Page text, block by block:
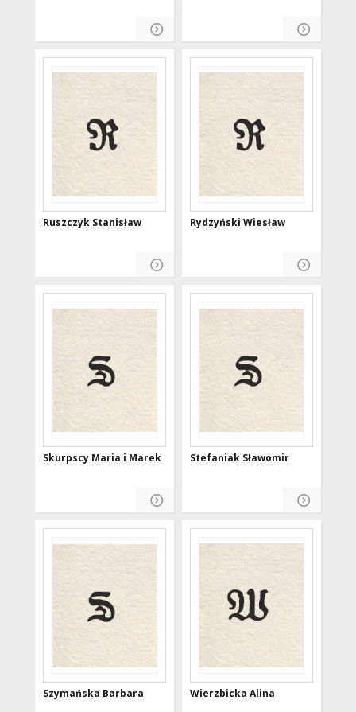
Ruszczyk Stanisław Rydzyński Wiesław
Skurpscy Maria i Marek Stefaniak Sławomir
Szymańska Barbara Wierzbicka Alina